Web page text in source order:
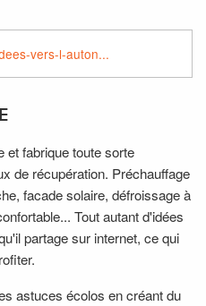
vers-l-auton...
et fabrique toute sorte
de récupération. Préchauffage
facade solaire, défroissage à
Tout autant d'idées
partage sur internet, ce qui
astuces écolos en créant du